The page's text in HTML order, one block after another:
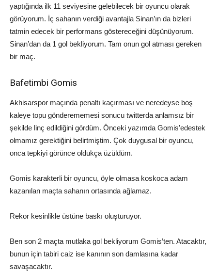
yaptığında ilk 11 seviyesine gelebilecek bir oyuncu olarak
görüyorum. İç sahanın verdiği avantajla Sinan’ın da bizleri
tatmin edecek bir performans göstereceğini düşünüyorum.
Sinan’dan da 1 gol bekliyorum. Tam onun gol atması gereken
bir maç.
Bafetimbi Gomis
Akhisarspor maçında penaltı kaçırması ve neredeyse boş
kaleye topu gönderememesi sonucu twitterda anlamsız bir
şekilde linç edildiğini gördüm. Önceki yazımda Gomis’edestek
olmamız gerektiğini belirtmiştim. Çok duygusal bir oyuncu,
onca tepkiyi görünce oldukça üzüldüm.
Gomis karakterli bir oyuncu, öyle olmasa koskoca adam
kazanılan maçta sahanın ortasında ağlamaz.
Rekor kesinlikle üstüne baskı oluşturuyor.
Ben son 2 maçta mutlaka gol bekliyorum Gomis’ten. Atacaktır,
bunun için tabiri caiz ise kanının son damlasına kadar
savaşacaktır.